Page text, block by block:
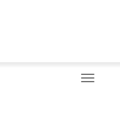
Toggle